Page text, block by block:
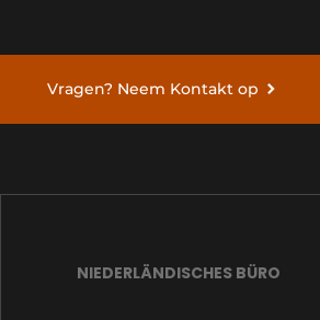
Vragen? Neem Kontakt op
NIEDERLÄNDISCHES BÜRO